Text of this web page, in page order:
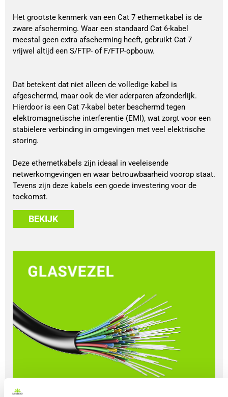
Het grootste kenmerk van een Cat 7 ethernetkabel is de
zware afscherming. Waar een standaard Cat 6-kabel
meestal geen extra afscherming heeft, gebruikt Cat 7
vrijwel altijd een S/FTP- of F/FTP-opbouw.
Dat betekent dat niet alleen de volledige kabel is
afgeschermd, maar ook de vier aderparen afzonderlijk.
Hierdoor is een Cat 7-kabel beter beschermd tegen
elektromagnetische interferentie (EMI), wat zorgt voor een
stabielere verbinding in omgevingen met veel elektrische
storing.
Deze ethernetkabels zijn ideaal in veeleisende
netwerkomgevingen en waar betrouwbaarheid voorop staat.
Tevens zijn deze kabels een goede investering voor de
toekomst.
BEKIJK